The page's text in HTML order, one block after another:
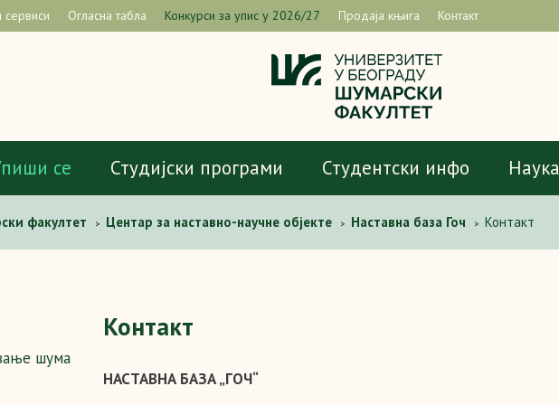
сервиси Огласна табла Конкурси за упис у 2026/27 Продаја књига Контакт
се Студијски програми Студентски инфо Наука
факултет > Центар за наставно-научне објекте > Наставна база Гоч > Контакт
шума
Контакт
НАСТАВНА БАЗА „ГОЧ“